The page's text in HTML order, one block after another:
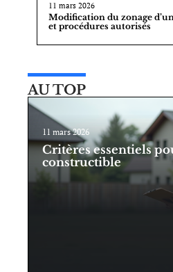
11 mars 2026
Modification du zonage
et procédures autorisés
AU TOP
11 mars 2026
Critères essentiels
constructible